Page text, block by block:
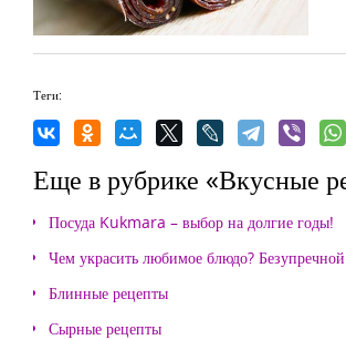
Теги:
Еще в рубрике «Вкусные
Посуда Kukmara – выбор на долгие годы!
Чем украсить любимое блюдо?
Блинные рецепты
Сырные рецепты